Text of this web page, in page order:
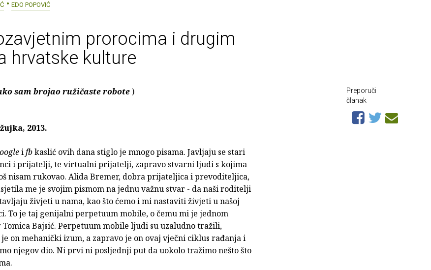
EDO POPOVIĆ
prorocima i drugim
hrvatske kulture
sam brojao ružičaste robote)
2013.
ifbkaslić ovih dana stiglo je mnogo pisama. Javljaju se stari
i prijatelji, te virtualni prijatelji, zapravo stvarni ljudi s kojima
nisam rukovao. Alida Bremer, dobra prijateljica i prevoditeljica,
me je svojim pismom na jednu važnu stvar - da naši roditelji
živjeti u nama, kao što ćemo i mi nastaviti živjeti u našoj
To je taj genijalni perpetuum mobile, o čemu mi je jednom
Bajsić. Perpetuum mobile ljudi su uzaludno tražili,
on mehanički izum, a zapravo je on ovaj vječni ciklus rađanja i
njegov dio. Ni prvi ni posljednji put da uokolo tražimo nešto što
Preporuči
članak